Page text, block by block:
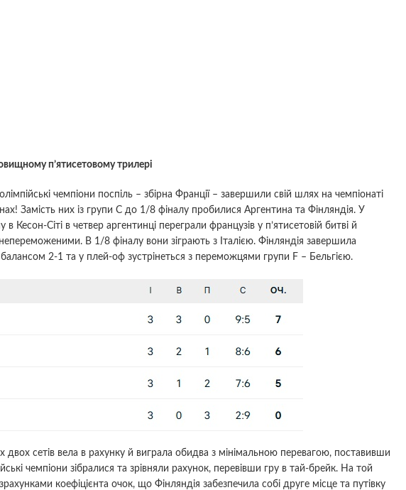
п’ятисетовому трилері
чемпіони поспіль – збірна Франції – завершили свій шлях на чемпіонаті
Замість них із групи С до 1/8 фіналу пробилися Аргентина та Фінляндія. У
Кесон-Сіті в четвер аргентинці переграли французів у п’ятисетовій битві й
В 1/8 фіналу вони зіграють з Італією. Фінляндія завершила
2-1 та у плей-оф зустрінеться з переможцями групи F – Бельгією.
сетів вела в рахунку й виграла обидва з мінімальною перевагою, поставивши
чемпіони зібралися та зрівняли рахунок, перевівши гру в тай-брейк. На той
коефіцієнта очок, що Фінляндія забезпечила собі друге місце та путівку